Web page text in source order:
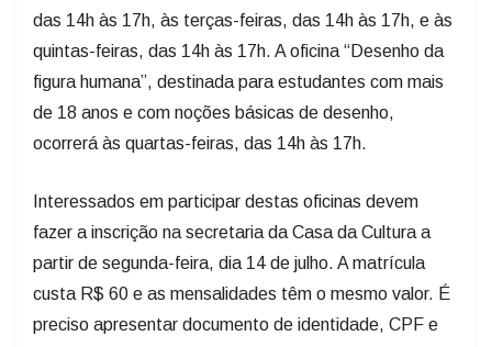
das 14h às 17h, às terças-feiras, das 14h às 17h, e às
quintas-feiras, das 14h às 17h. A oficina “Desenho da
figura humana”, destinada para estudantes com mais
de 18 anos e com noções básicas de desenho,
ocorrerá às quartas-feiras, das 14h às 17h.
Interessados em participar destas oficinas devem
fazer a inscrição na secretaria da Casa da Cultura a
partir de segunda-feira, dia 14 de julho. A matrícula
custa R$ 60 e as mensalidades têm o mesmo valor. É
preciso apresentar documento de identidade, CPF e